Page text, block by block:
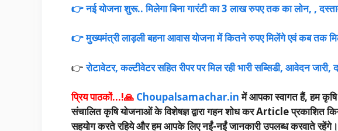
👉 नई योजना शुरू.. मिलेगा बिना गारंटी का 3 लाख रुपए तक का लोन, ,
👉 मुख्यमंत्री लाड़ली बहना आवास योजना में कितने रुपए मिलेंगे एवं कब तक
👉रोटावेटर, कल्टीवेटर सहित रीपर पर मिल रही भारी सब्सिडी, आवेदन
प्रिय पाठकों…!🙏 Choupalsamachar.inमें आपका स्वागत हैं, हम कृषि
संचालित कृषि योजनाओं के विशेषज्ञ द्वारा गहन शोध कर Article प्रकाशित
सहयोग करते रहिये और हम आपके लिए नईं-नईं जानकारी उपलब्ध करवाते